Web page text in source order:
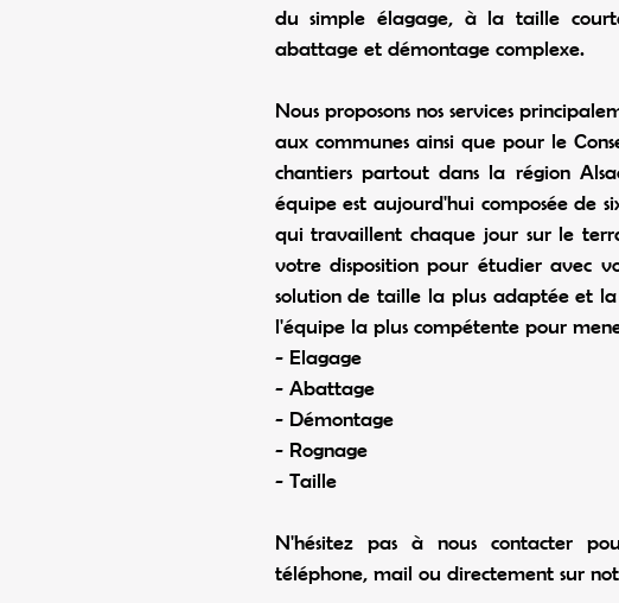
du simple élagage, à la taille
abattage et démontage complexe.
Nous proposons nos services
aux communes ainsi que pour le
chantiers partout dans la région
équipe est aujourd'hui composée de
qui travaillent chaque jour sur le
votre disposition pour étudier avec
solution de taille la plus adaptée et
l'équipe la plus compétente pour
- Elagage
- Abattage
- Démontage
- Rognage
- Taille
N'hésitez pas à nous contacter
téléphone, mail ou directement sur